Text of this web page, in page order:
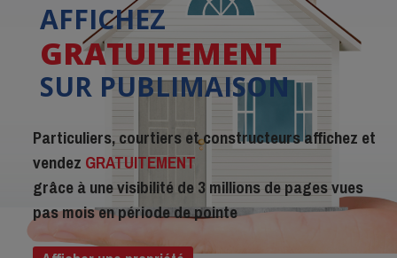
AFFICHEZ
GRATUITEMENT
SUR PUBLIMAISON
Particuliers, courtiers et constructeurs affichez et
vendez GRATUITEMENT
grâce à une visibilité de 3 millions de pages vues
pas mois en période de pointe